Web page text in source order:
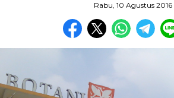
Rabu, 10 Agustus 2016